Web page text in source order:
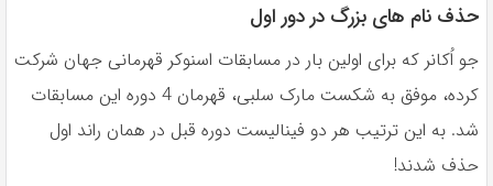
حذف نام های بزرگ در دور اول
جو اُكانر كه براى اولين بار در مسابقات اسنوكر قهرمانى جهان شركت
كرده، موفق به شكست مارک سلبى، قهرمان 4 دوره اين مسابقات
شد. به اين ترتيب هر دو فيناليست دوره قبل در همان راند اول
حذف شدند!